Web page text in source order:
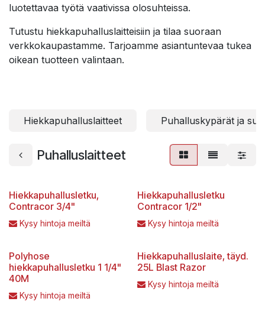
luotettavaa työtä vaativissa olosuhteissa.
Tutustu hiekkapuhalluslaitteisiin ja tilaa suoraan
verkkokaupastamme. Tarjoamme asiantuntevaa tukea
oikean tuotteen valintaan.
Hiekkapuhalluslaitteet Puhalluskypärät ja
Puhalluslaitteet
Hiekkapuhallusletku,
Contracor 3/4"
Kysy hintoja meiltä
Hiekkapuhallusletku
Contracor 1/2"
Kysy hintoja meiltä
Polyhose
hiekkapuhallusletku 1 1/4"
40M
Kysy hintoja meiltä
Hiekkapuhalluslaite, täyd.
25L Blast Razor
Kysy hintoja meiltä